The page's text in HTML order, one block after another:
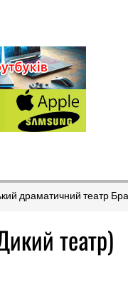
драматичний театр
театр)